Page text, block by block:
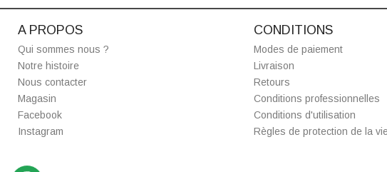
A PROPOS
Qui sommes nous ?
Notre histoire
Nous contacter
Magasin
Facebook
Instagram
CONDITIONS
Modes de paiement
Livraison
Retours
Conditions professionnelles
Conditions d'utilisation
Règles de protection de la